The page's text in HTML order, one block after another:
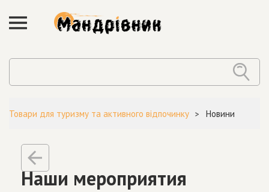
Товари для туризму та активного відпочинку Новини
Наши мероприятия